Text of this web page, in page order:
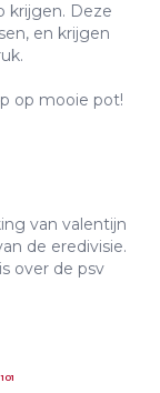
krijgen. Deze
en krijgen
op mooie pot!
van valentijn
de eredivisie.
over de psv
101